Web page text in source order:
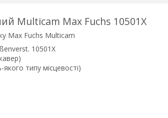
Multicam Max Fuchs 10501X
Max Fuchs Multicam
10501X
типу місцевості)